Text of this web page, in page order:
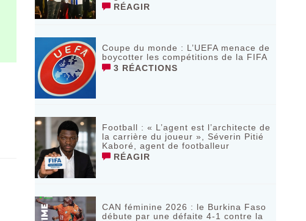
RÉAGIR
Coupe du monde : L’UEFA menace de
boycotter les compétitions de la FIFA
3 RÉACTIONS
Football : « L’agent est l’architecte de
la carrière du joueur », Séverin Pitié
Kaboré, agent de footballeur
RÉAGIR
CAN féminine 2026 : le Burkina Faso
débute par une défaite 4-1 contre la